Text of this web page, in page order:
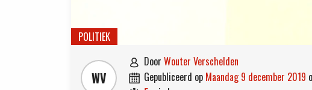
POLITIEK
WV
 door Wouter Verschelden
 gepubliceerd op maandag 9 december 2019